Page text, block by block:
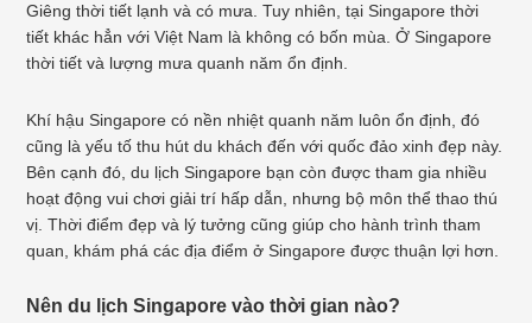
Giêng thời tiết lạnh và có mưa. Tuy nhiên, tại Singapore thời
tiết khác hẳn với Việt Nam là không có bốn mùa. Ở Singapore
thời tiết và lượng mưa quanh năm ổn định.
Khí hậu Singapore có nền nhiệt quanh năm luôn ổn định, đó
cũng là yếu tố thu hút du khách đến với quốc đảo xinh đẹp này.
Bên cạnh đó, du lịch Singapore bạn còn được tham gia nhiều
hoạt động vui chơi giải trí hấp dẫn, nhưng bộ môn thể thao thú
vị. Thời điểm đẹp và lý tưởng cũng giúp cho hành trình tham
quan, khám phá các địa điểm ở Singapore được thuận lợi hơn.
Nên du lịch Singapore vào thời gian nào?